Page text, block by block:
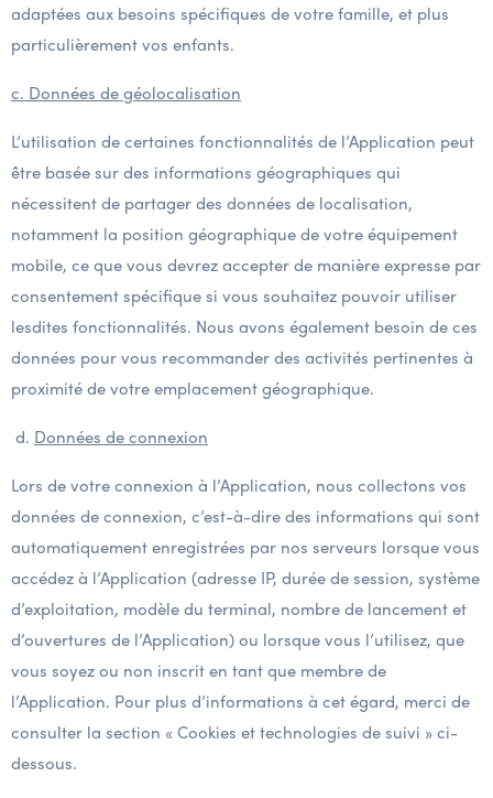
adaptées aux besoins spécifiques de votre famille, et plus
particulièrement vos enfants.
c. Données de géolocalisation
L’utilisation de certaines fonctionnalités de l’Application peut
être basée sur des informations géographiques qui
nécessitent de partager des données de localisation,
notamment la position géographique de votre équipement
mobile, ce que vous devrez accepter de manière expresse par
consentement spécifique si vous souhaitez pouvoir utiliser
lesdites fonctionnalités. Nous avons également besoin de ces
données pour vous recommander des activités pertinentes à
proximité de votre emplacement géographique.
d. Données de connexion
Lors de votre connexion à l’Application, nous collectons vos
données de connexion, c’est-à-dire des informations qui sont
automatiquement enregistrées par nos serveurs lorsque vous
accédez à l’Application (adresse IP, durée de session, système
d’exploitation, modèle du terminal, nombre de lancement et
d’ouvertures de l’Application) ou lorsque vous l’utilisez, que
vous soyez ou non inscrit en tant que membre de
l’Application. Pour plus d’informations à cet égard, merci de
consulter la section « Cookies et technologies de suivi » ci-
dessous.